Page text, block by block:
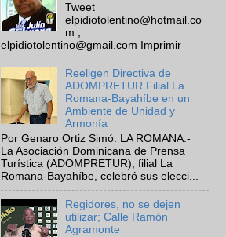
Tweet
elpidiotolentino@hotmail.co
m ;
elpidiotolentino@gmail.com Imprimir
Reeligen Directiva de
ADOMPRETUR Filial La
Romana-Bayahíbe en un
Ambiente de Unidad y
Armonía
Por Genaro Ortiz Simó. LA ROMANA.-
La Asociación Dominicana de Prensa
Turística (ADOMPRETUR), filial La
Romana-Bayahíbe, celebró sus elecci...
Regidores, no se dejen
utilizar; Calle Ramón
Agramonte